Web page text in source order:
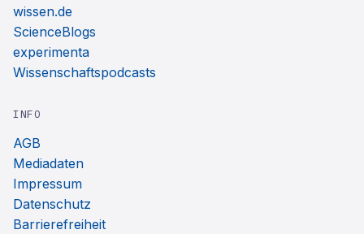
wissen.de
ScienceBlogs
experimenta
Wissenschaftspodcasts
INFO
AGB
Mediadaten
Impressum
Datenschutz
Barrierefreiheit